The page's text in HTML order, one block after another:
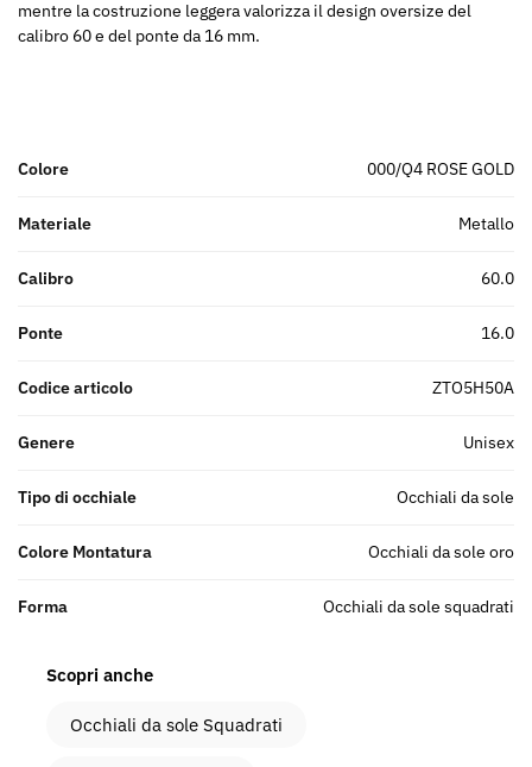
mentre la costruzione leggera valorizza il design oversize del
calibro 60 e del ponte da 16 mm.
Colore 000/Q4 ROSE GOLD
Materiale metallo
Calibro 60.0
Ponte 16.0
Codice articolo ZTO5H50A
Genere unisex
Tipo di occhiale Occhiali da sole
Colore Montatura Occhiali da sole oro
Forma Occhiali da sole squadrati
Scopri anche
Occhiali da sole Squadrati